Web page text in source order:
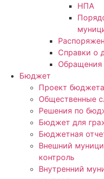
НПА
Справки о
Обращения
Бюджет
Проект бюджета
Общественные
Решения по
Бюджет для
Бюджетная
Внешний
контроль
Внутренний